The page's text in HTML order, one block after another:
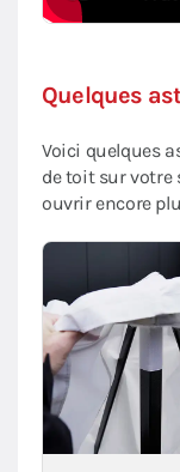
Quelques
Voici quelques
de toit sur votre
ouvrir encore